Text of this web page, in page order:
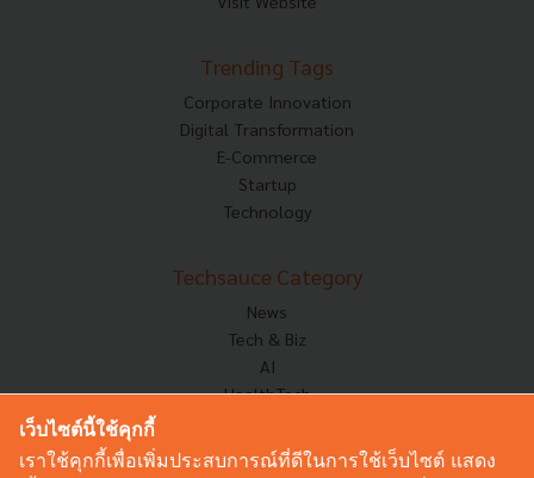
Trending Tags
Corporate Innovation
Digital Transformation
E-Commerce
Startup
Technology
Techsauce Category
News
Tech & Biz
AI
HealthTech
Corp Innov
เว็บไซต์นี้ใช้คุกกี้
เราใช้คุกกี้เพื่อเพิ่มประสบการณ์ที่ดีในการใช้เว็บไซต์ แสดง